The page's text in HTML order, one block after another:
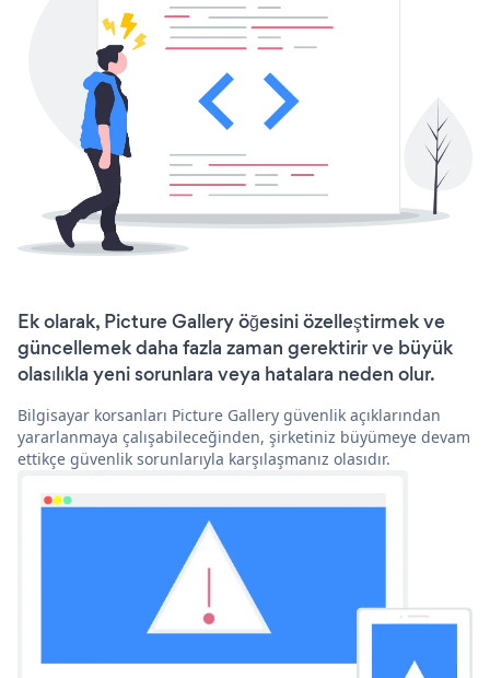
Ek olarak, Picture Gallery öğesini özelleştirmek ve
güncellemek daha fazla zaman gerektirir ve büyük
olasılıkla yeni sorunlara veya hatalara neden olur.
Bilgisayar korsanları Picture Gallery güvenlik açıklarından
yararlanmaya çalışabileceğinden, şirketiniz büyümeye devam
ettikçe güvenlik sorunlarıyla karşılaşmanız olasıdır.